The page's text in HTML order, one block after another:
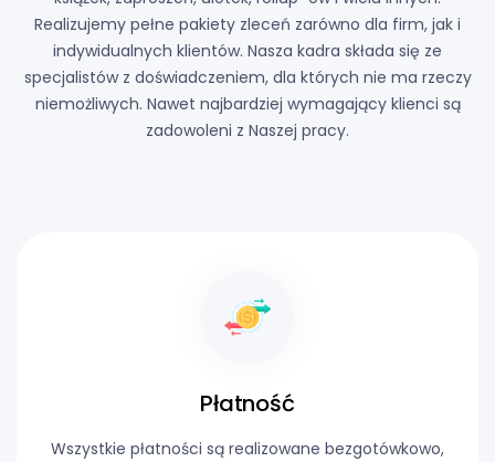
Realizujemy pełne pakiety zleceń zarówno dla firm, jak i
indywidualnych klientów. Nasza kadra składa się ze
specjalistów z doświadczeniem, dla których nie ma rzeczy
niemożliwych. Nawet najbardziej wymagający klienci są
zadowoleni z Naszej pracy.
Płatność
Wszystkie płatności są realizowane bezgotówkowo,